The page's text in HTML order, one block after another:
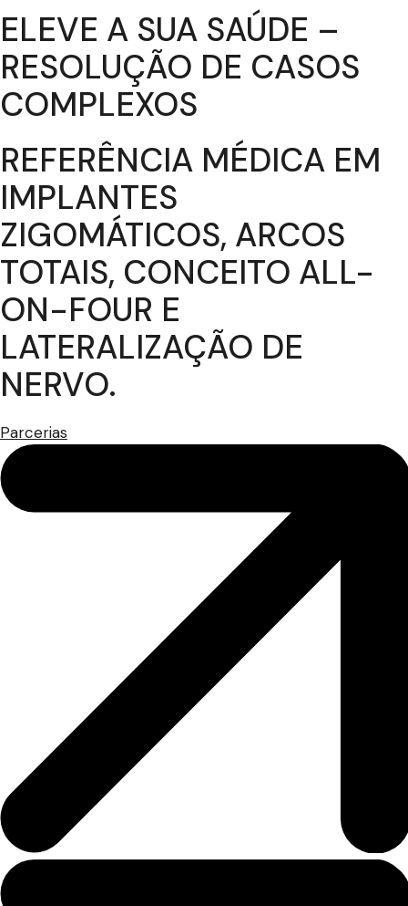
ELEVE A SUA SAÚDE –
RESOLUÇÃO DE CASOS
COMPLEXOS
REFERÊNCIA MÉDICA EM
IMPLANTES
ZIGOMÁTICOS, ARCOS
TOTAIS, CONCEITO ALL-
ON-FOUR E
LATERALIZAÇÃO DE
NERVO.
Parcerias